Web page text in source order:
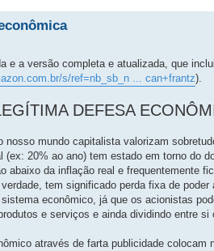
e a versão completa e atualizada, que
s/ref=nb_sb_n ... can+frantz).
DEFESA
nosso mundo capitalista valorizam
20% ao ano) tem estado em torno do
abaixo da inflação real e frequentemente
tem significado perda fixa de
econômico, já que os acionistas
e serviços e ainda dividindo entre
através de farta publicidade